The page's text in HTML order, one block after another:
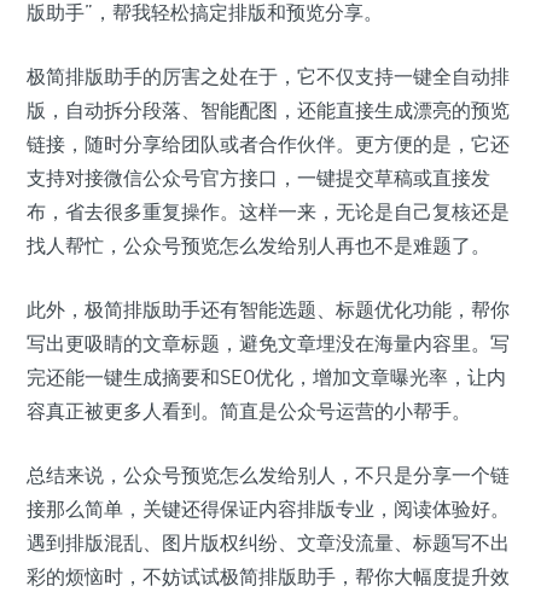
版助手”，帮我轻松搞定排版和预览分享。
极简排版助手的厉害之处在于，它不仅支持一键全自动排
版，自动拆分段落、智能配图，还能直接生成漂亮的预览
链接，随时分享给团队或者合作伙伴。更方便的是，它还
支持对接微信公众号官方接口，一键提交草稿或直接发
布，省去很多重复操作。这样一来，无论是自己复核还是
找人帮忙，公众号预览怎么发给别人再也不是难题了。
此外，极简排版助手还有智能选题、标题优化功能，帮你
写出更吸睛的文章标题，避免文章埋没在海量内容里。写
完还能一键生成摘要和SEO优化，增加文章曝光率，让内
容真正被更多人看到。简直是公众号运营的小帮手。
总结来说，公众号预览怎么发给别人，不只是分享一个链
接那么简单，关键还得保证内容排版专业，阅读体验好。
遇到排版混乱、图片版权纠纷、文章没流量、标题写不出
彩的烦恼时，不妨试试极简排版助手，帮你大幅度提升效